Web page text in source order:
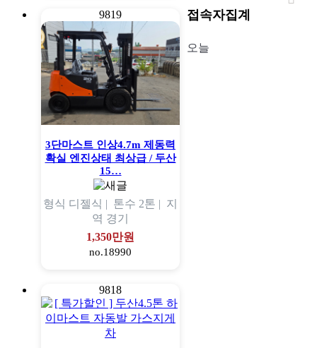
9819
3단마스트 인상4.7m 제동력
확실 엔진상태 최상급 / 두산
15…
형식 디젤식 | 톤수 2톤 | 지
역 경기
1,350만원
no.18990
9818
접속자집계
오늘